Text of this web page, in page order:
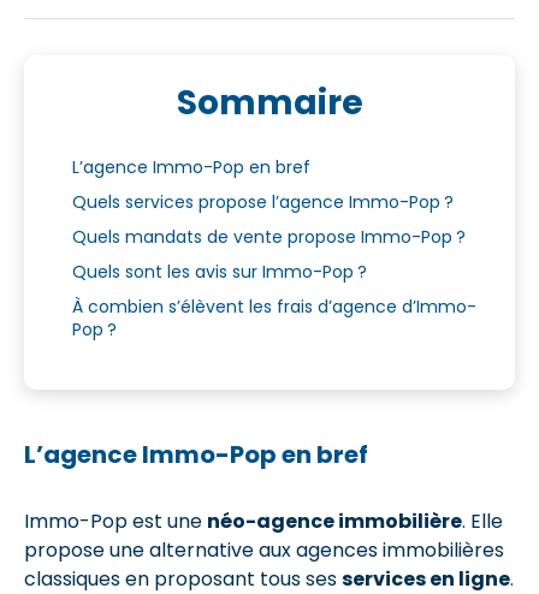
Sommaire
L’agence Immo-Pop en bref
Quels services propose l’agence Immo-Pop ?
Quels mandats de vente propose Immo-Pop ?
Quels sont les avis sur Immo-Pop ?
À combien s’élèvent les frais d’agence d’Immo-
Pop ?
L’agence Immo-Pop en bref
Immo-Pop est une néo-agence immobilière. Elle
propose une alternative aux agences immobilières
classiques en proposant tous sesservices en ligne.